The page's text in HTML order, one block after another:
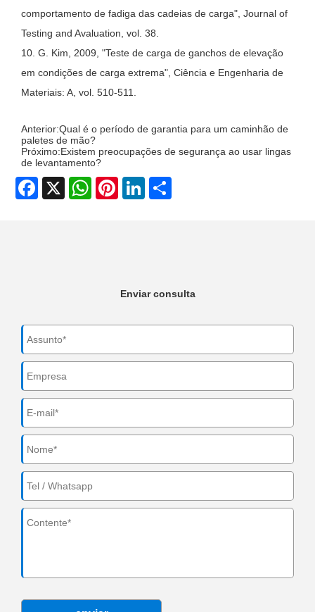
comportamento de fadiga das cadeias de carga", Journal of
Testing and Avaluation, vol. 38.
10. G. Kim, 2009, "Teste de carga de ganchos de elevação
em condições de carga extrema", Ciência e Engenharia de
Materiais: A, vol. 510-511.
Anterior:Qual é o período de garantia para um caminhão de
paletes de mão?
Próximo:Existem preocupações de segurança ao usar lingas
de levantamento?
Facebook
X WhatsAppPinterestLinkedIn
Enviar consulta